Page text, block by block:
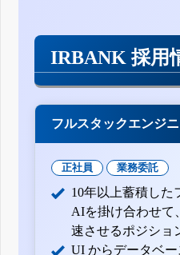
IRBANK 採用
フルスタックエンジ
正社員 業務委託
10年以上蓄積した
AIを掛け合わせて
速させるポジショ
UI からデータベ